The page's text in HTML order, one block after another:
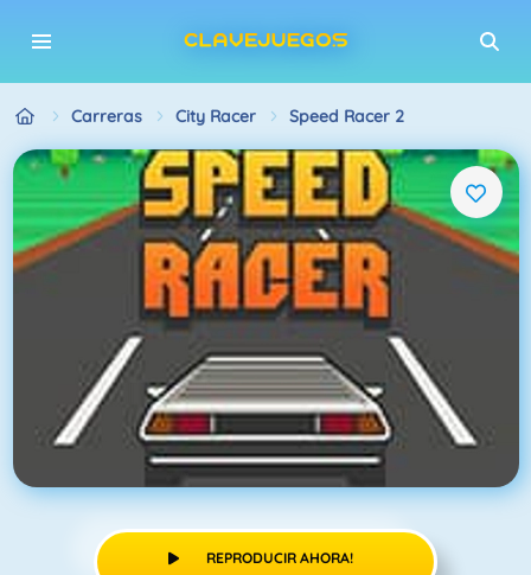
Carreras City Racer Speed Racer 2
REPRODUCIR AHORA!